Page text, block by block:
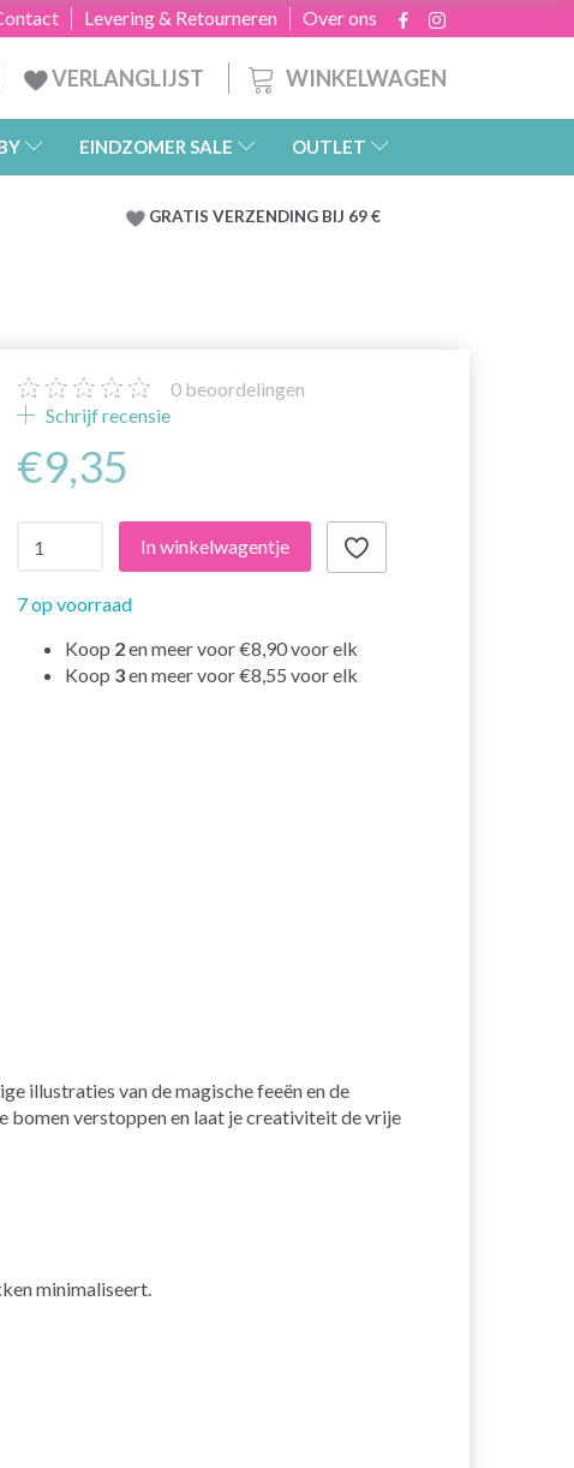
Over ons
Levering & Retourneren
WINKELWAGEN
VERLANGLIJST
EINDZOMER SALE OUTLET
GRATIS VERZENDING BIJ 69 €
0 beoordelingen
Schrijf recensie
€9,35
In winkelwagentje
7 op voorraad
Koop 2en meer voor€8,90voor elk
Koop 3en meer voor€8,55voor elk
illustraties van de magische feeën en de
bomen verstoppen en laat je creativiteit de vrije
minimaliseert.